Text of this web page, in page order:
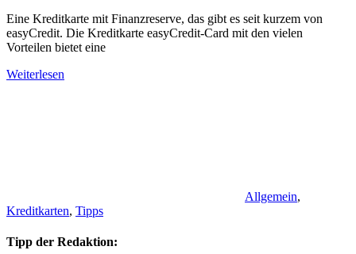
Eine Kreditkarte mit Finanzreserve, das gibt es seit kurzem von
easyCredit. Die Kreditkarte easyCredit-Card mit den vielen
Vorteilen bietet eine
Weiterlesen
Allgemein,
Kreditkarten, Tipps
Tipp der Redaktion: